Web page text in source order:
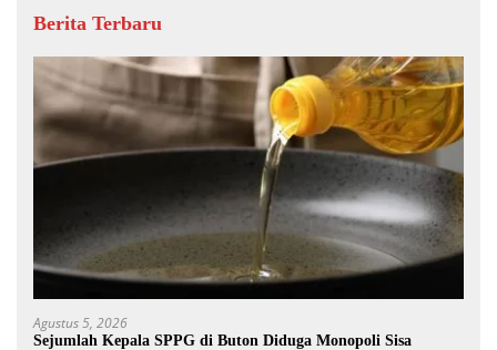
Berita Terbaru
Agustus 5, 2026
Sejumlah Kepala SPPG di Buton Diduga Monopoli Sisa